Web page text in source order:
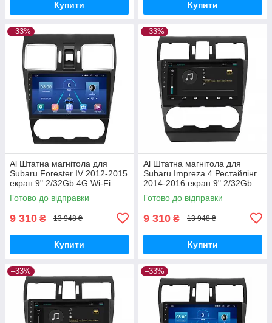
Купити Купити
–33%
Al Штатна магнітола для
Subaru Forester IV 2012-2015
екран 9" 2/32Gb 4G Wi-Fi
GPS Top Android
Готово до відправки
9 310 ₴ 13 948 ₴
Купити
–33%
Al Штатна магнітола для
Subaru Impreza 4 Рестайлінг
2014-2016 екран 9" 2/32Gb
4G Wi-Fi GPS Top Android
Готово до відправки
9 310 ₴ 13 948 ₴
Купити
–33% –33%